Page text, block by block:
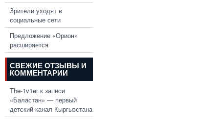
Зрители уходят в
социальные сети
Предложение «Орион»
расширяется
СВЕЖИЕ ОТЗЫВЫ И
КОММЕНТАРИИ
The-1v1erк записи
«Баластан» — первый
детский канал Кыргызстана